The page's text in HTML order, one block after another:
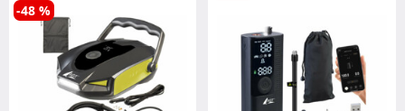
-48 %